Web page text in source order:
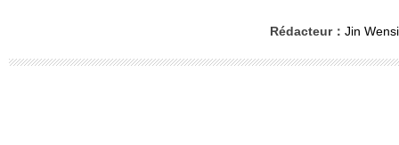
Rédacteur： Jin Wensi